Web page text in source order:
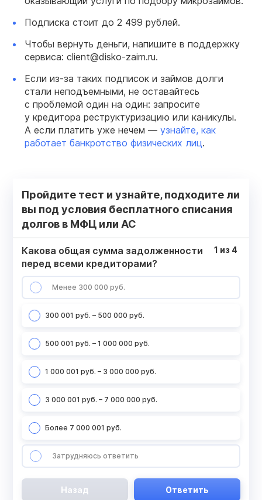
Подписка стоит до 2 499 рублей.
Чтобы вернуть деньги, напишите в поддержку
сервиса: client@disko-zaim.ru.
Если из-за таких подписок и займов долги
стали неподъемными, не оставайтесь
с проблемой один на один: запросите
у кредитора реструктуризацию или каникулы.
А если платить уже нечем — узнайте, как
работает банкротство физических лиц.
Пройдите тест и узнайте, подходите ли
вы под условия бесплатного списания
долгов в МФЦ или АС
Какова общая сумма задолженности
перед всеми кредиторами?
Менее 300 000 руб.
300 001 руб. – 500 000 руб.
500 001 руб. – 1 000 000 руб.
1 000 001 руб. – 3 000 000 руб.
3 000 001 руб. – 7 000 000 руб.
Более 7 000 001 руб.
Затрудняюсь ответить
1 из 4
Назад Ответить